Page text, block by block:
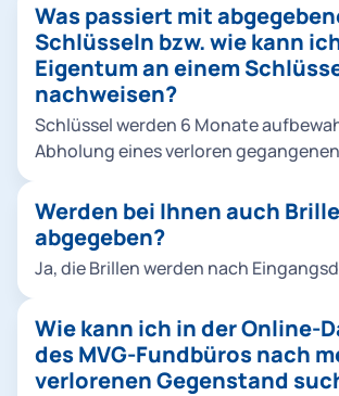
Was passiert mit
Schlüsseln bzw. wie kann
Eigentum an einem
nachweisen?
Schlüssel werden 6 Monate
Abholung eines verloren
Vergleichsstücks (Zweitschlüssels)
Werden bei Ihnen auch
abgegeben?
Ja, die Brillen werden nach
Wie kann ich in der Online-
des MVG-Fundbüros nach
verlorenen Gegenstand